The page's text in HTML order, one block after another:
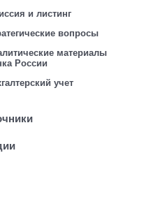
и листинг
вопросы
материалы
России
учет